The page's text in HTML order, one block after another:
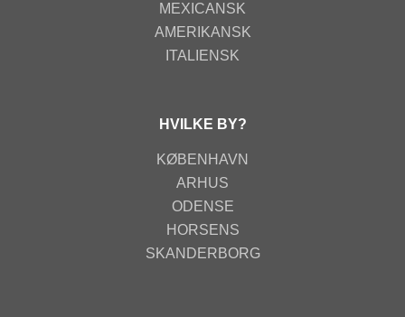
MEXICANSK
AMERIKANSK
ITALIENSK
HVILKE BY?
KØBENHAVN
ARHUS
ODENSE
HORSENS
SKANDERBORG